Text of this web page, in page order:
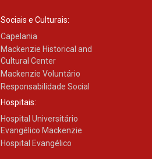
Sociais e Culturais:
Capelania
Mackenzie Historical and
Cultural Center
Mackenzie Voluntário
Responsabilidade Social
Hospitais:
Hospital Universitário
Evangélico Mackenzie
Hospital Evangélico